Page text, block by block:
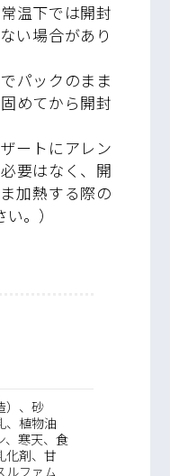
温下では開封
い場合があり
パックのまま
めてから開封
ートにアレン
要はなく、開
加熱する際の
。）
）、砂
、植物油
、寒天、食
化剤、甘
ルファム